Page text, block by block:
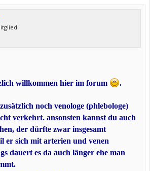
willkommen hier im forum .
noch venologe (phlebologe)
verkehrt. ansonsten kannst du auch
der dürfte zwar insgesamt
er sich mit arterien und venen
dauert es da auch länger ehe man